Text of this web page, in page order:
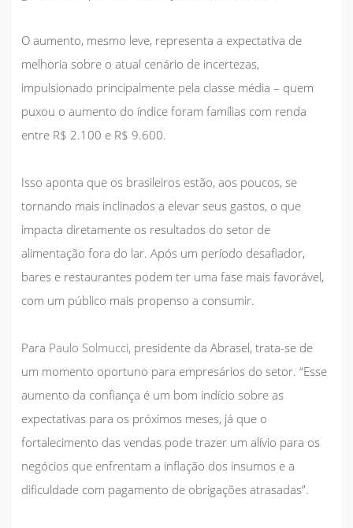
O aumento, mesmo leve, representa a expectativa de
melhoria sobre o atual cenário de incertezas,
impulsionado principalmente pela classe média – quem
puxou o aumento do índice foram famílias com renda
entre R$ 2.100 e R$ 9.600.
Isso aponta que os brasileiros estão, aos poucos, se
tornando mais inclinados a elevar seus gastos, o que
impacta diretamente os resultados do setor de
alimentação fora do lar. Após um período desafiador,
bares e restaurantes podem ter uma fase mais favorável,
com um público mais propenso a consumir.
Para Paulo Solmucci, presidente da Abrasel, trata-se de
um momento oportuno para empresários do setor. “Esse
aumento da confiança é um bom indício sobre as
expectativas para os próximos meses, já que o
fortalecimento das vendas pode trazer um alívio para os
negócios que enfrentam a inflação dos insumos e a
dificuldade com pagamento de obrigações atrasadas”.